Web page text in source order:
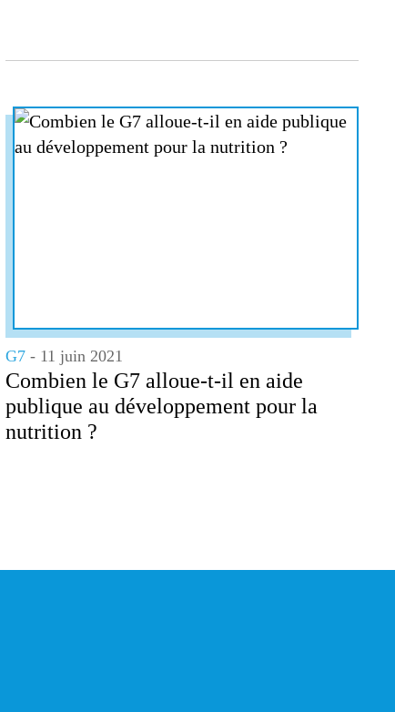
G7 - 11 juin 2021
Combien le G7 alloue-t-il en aide
publique au développement pour la
nutrition ?